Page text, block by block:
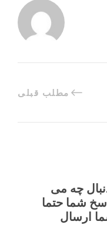
مطلب قبلی
چه می
شما حتما
ارسال